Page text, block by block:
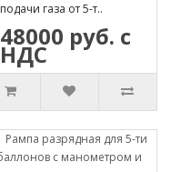
подачи газа от 5-т..
48000 руб. с
НДС